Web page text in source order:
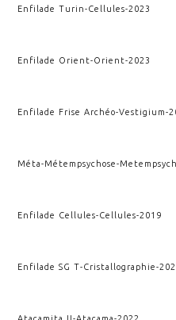
Enfilade Turin-Cellules-2023
Enfilade Orient-Orient-2023
Enfilade Frise Archéo-Vestigium-
Méta-Métempsychose-
Enfilade Cellules-Cellules-2019
Enfilade SG T-Cristallographie-